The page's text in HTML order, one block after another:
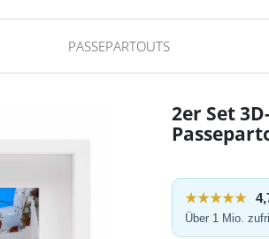
PASSEPARTOUTS
2er Set
★★★★★
Über 1 Mio.